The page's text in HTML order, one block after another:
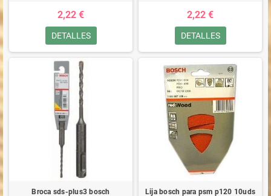
2,22 €
DETALLES
2,22 €
DETALLES
Broca sds-plus3 bosch
Lija bosch para psm p120 10uds